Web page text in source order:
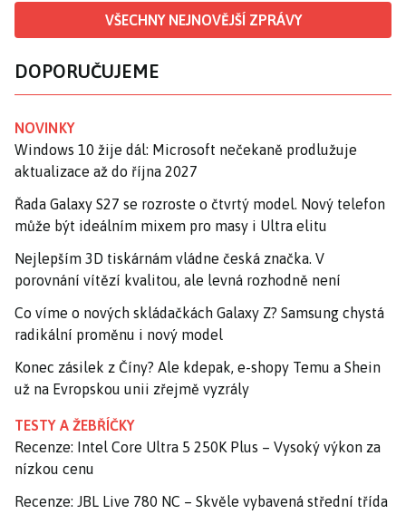
VŠECHNY NEJNOVĚJŠÍ ZPRÁVY
DOPORUČUJEME
NOVINKY
Windows 10 žije dál: Microsoft nečekaně prodlužuje
aktualizace až do října 2027
Řada Galaxy S27 se rozroste o čtvrtý model. Nový telefon
může být ideálním mixem pro masy i Ultra elitu
Nejlepším 3D tiskárnám vládne česká značka. V
porovnání vítězí kvalitou, ale levná rozhodně není
Co víme o nových skládačkách Galaxy Z? Samsung chystá
radikální proměnu i nový model
Konec zásilek z Číny? Ale kdepak, e-shopy Temu a Shein
už na Evropskou unii zřejmě vyzrály
TESTY A ŽEBŘÍČKY
Recenze: Intel Core Ultra 5 250K Plus – Vysoký výkon za
nízkou cenu
Recenze: JBL Live 780 NC – Skvěle vybavená střední třída